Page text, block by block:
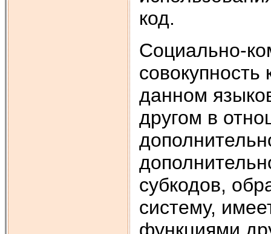
код.
Социально-
данном
другом в
субкодов,
систему,